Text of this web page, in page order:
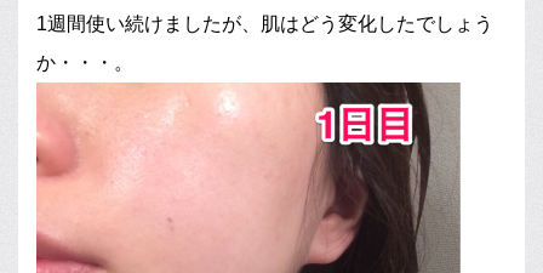
1週間使い続けましたが、肌はどう変化したでしょう
か・・・。